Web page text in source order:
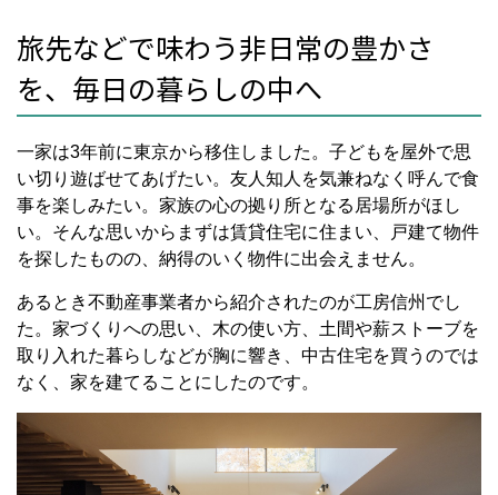
旅先などで味わう非日常の豊かさ
を、毎日の暮らしの中へ
一家は3年前に東京から移住しました。子どもを屋外で思
い切り遊ばせてあげたい。友人知人を気兼ねなく呼んで食
事を楽しみたい。家族の心の拠り所となる居場所がほし
い。そんな思いからまずは賃貸住宅に住まい、戸建て物件
を探したものの、納得のいく物件に出会えません。
あるとき不動産事業者から紹介されたのが工房信州でし
た。家づくりへの思い、木の使い方、土間や薪ストーブを
取り入れた暮らしなどが胸に響き、中古住宅を買うのでは
なく、家を建てることにしたのです。